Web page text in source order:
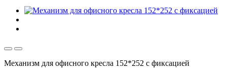
Механизм для офисного кресла 152*252 с фиксацией